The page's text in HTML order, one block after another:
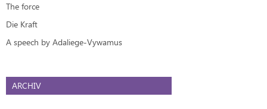
The force
Die Kraft
A speech by Adaliege-Vywamus
ARCHIV